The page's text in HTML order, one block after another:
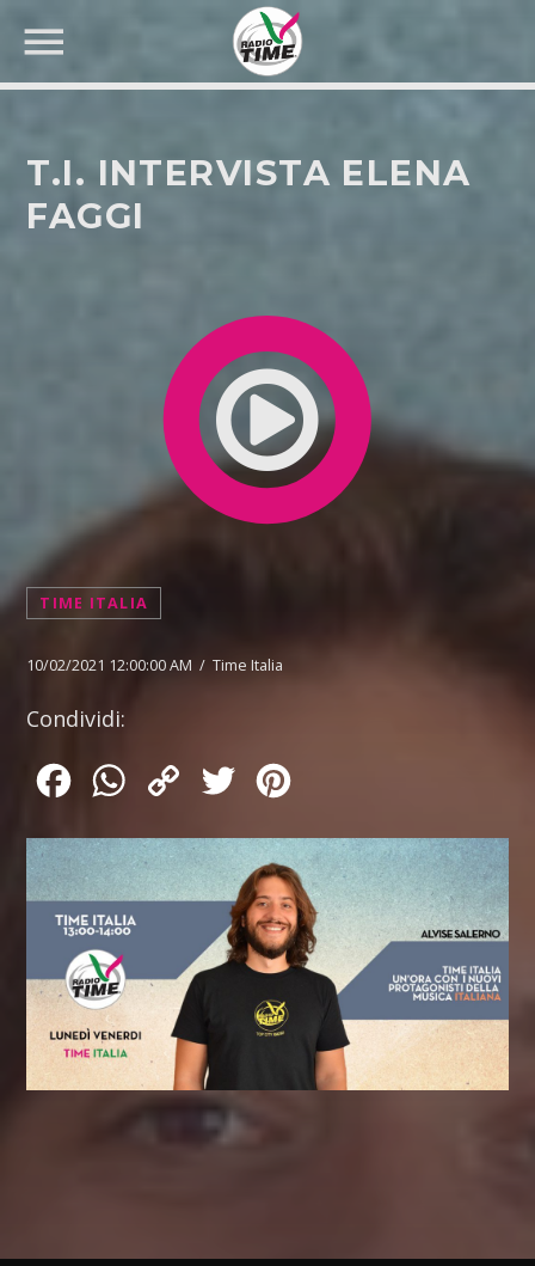
T.I. INTERVISTA ELENA
FAGGI
TIME ITALIA
10/02/2021 12:00:00 AM / Time Italia
Condividi:
FacebookWhatsApp
Copy
Twitter